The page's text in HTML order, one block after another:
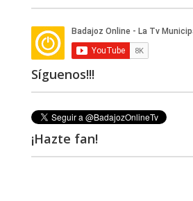
Síguenos!!!
¡Hazte fan!